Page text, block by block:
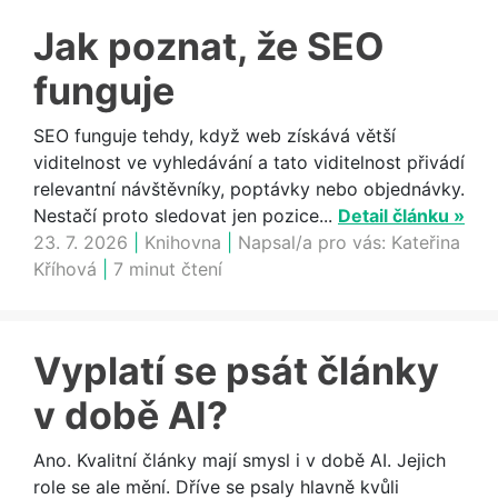
Jak poznat, že SEO
funguje
SEO funguje tehdy, když web získává větší
viditelnost ve vyhledávání a tato viditelnost přivádí
relevantní návštěvníky, poptávky nebo objednávky.
Nestačí proto sledovat jen pozice... Detail článku »
23. 7. 2026
Knihovna Napsal/a pro vás: Kateřina
Kříhová
7 minut čtení
Vyplatí se psát články
v době AI?
Ano. Kvalitní články mají smysl i v době AI. Jejich
role se ale mění. Dříve se psaly hlavně kvůli